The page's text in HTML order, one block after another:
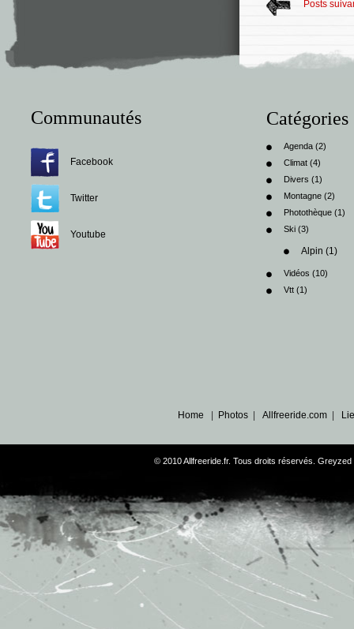
Posts
Communautés
Facebook
Twitter
Youtube
Catégories
Agenda (2)
Climat (4)
Divers (1)
Montagne (2)
Photothèque (1)
Ski (3)
Alpin (1)
Vidéos (10)
Vtt (1)
Home Photos Allfreeride.com
© 2010 Allfreeride.fr. Tous droits réservés.